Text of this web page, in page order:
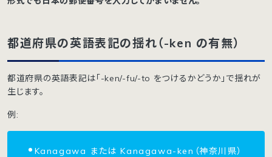
都道府県の英語表記の揺れ（-ken の有無）
都道府県の英語表記は「-ken/-fu/-to をつけるかどうか」で揺れが
生じます。
例:
Kanagawa または Kanagawa-ken（神奈川県）